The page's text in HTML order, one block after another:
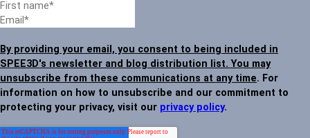
By providing your email, you consent to being included in
SPEE3D's newsletter and blog distribution list. You may
unsubscribe from these communications at any time. For
information on how to unsubscribe and our commitment to
protecting your privacy, visit our privacy policy.